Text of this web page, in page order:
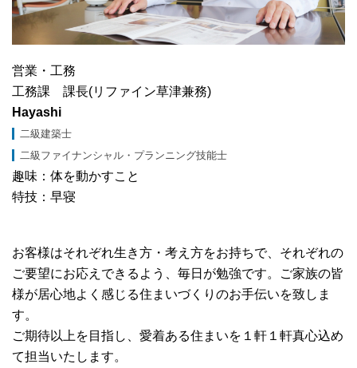
営業・工務
工務課 課長(リファイン草津兼務)
Hayashi
二級建築士
二級ファイナンシャル・プランニング技能士
趣味：体を動かすこと
特技：早寝
お客様はそれぞれ生き方・考え方をお持ちで、それぞれの
ご要望にお応えできるよう、毎日が勉強です。ご家族の皆
様が居心地よく感じる住まいづくりのお手伝いを致しま
す。
ご期待以上を目指し、愛着ある住まいを１軒１軒真心込め
て担当いたします。